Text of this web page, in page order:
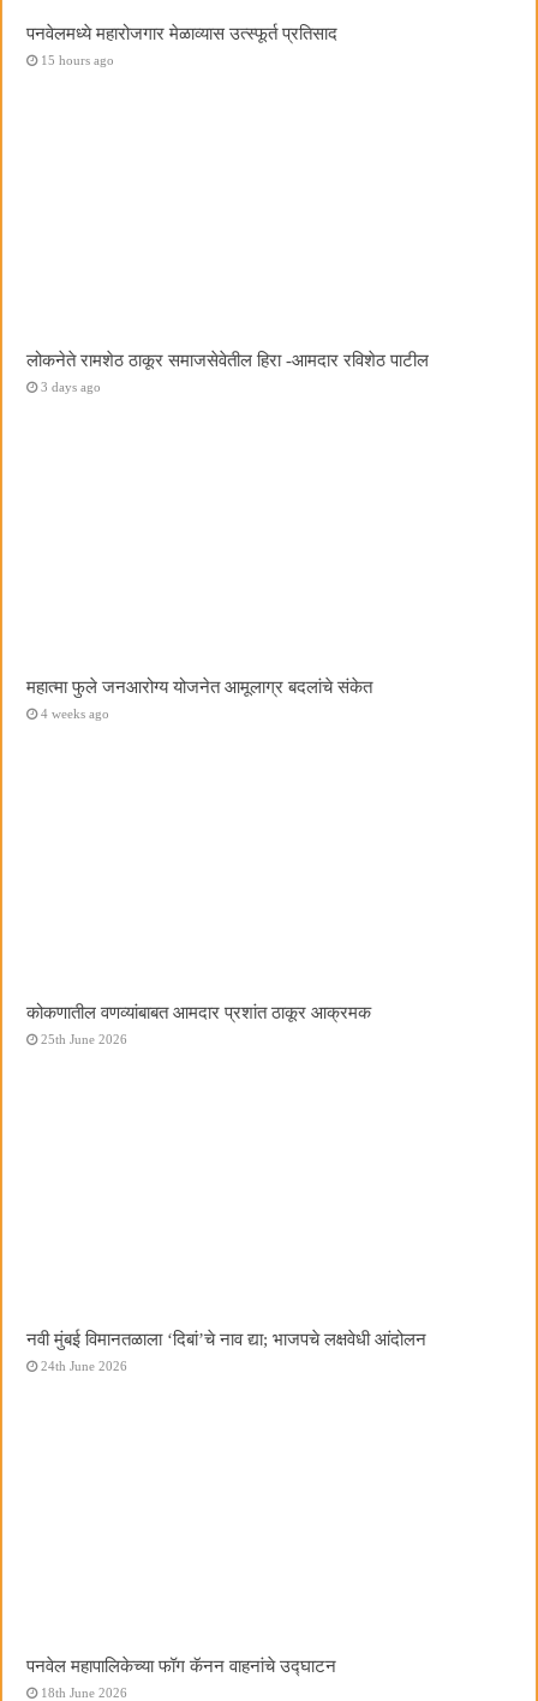
पनवेलमध्ये महारोजगार मेळाव्यास उत्स्फूर्त प्रतिसाद
15 hours ago
लोकनेते रामशेठ ठाकूर समाजसेवेतील हिरा -आमदार रविशेठ पाटील
3 days ago
महात्मा फुले जनआरोग्य योजनेत आमूलाग्र बदलांचे संकेत
4 weeks ago
कोकणातील वणव्यांबाबत आमदार प्रशांत ठाकूर आक्रमक
25th June 2026
नवी मुंबई विमानतळाला ‌‘दिबां‌’चे नाव द्या; भाजपचे लक्षवेधी आंदोलन
24th June 2026
पनवेल महापालिकेच्या फॉग कॅनन वाहनांचे उद्घाटन
18th June 2026